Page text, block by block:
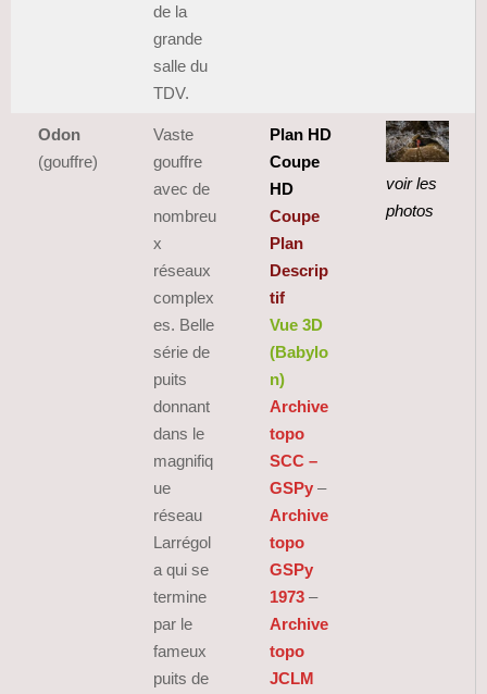
de la
grande
salle du
TDV.
Odon
(gouffre)
Vaste
gouffre
avec de
nombreu
x
réseaux
complex
es. Belle
série de
puits
donnant
dans le
magnifiq
ue
réseau
Larrégol
a qui se
termine
par le
fameux
puits de
Plan HD
Coupe
HD
Coupe
Plan
Descrip
tif
Vue 3D
(Babylo
n)
Archive
topo
SCC –
GSPy –
Archive
topo
GSPy
1973 –
Archive
topo
JCLM
voir les
photos